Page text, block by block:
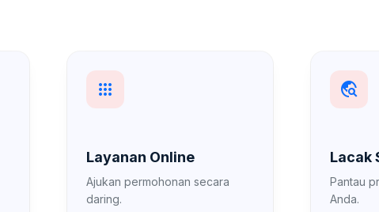
apps
Layanan Online
Ajukan permohonan secara
daring.
travel_explore
Lacak
Pantau
Anda.